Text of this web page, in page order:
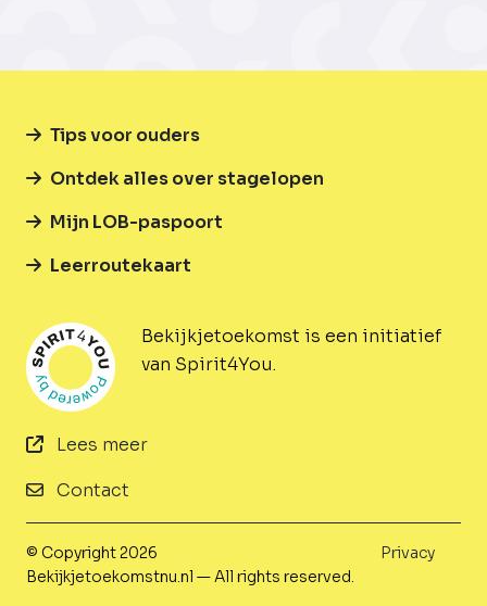
Bekijkjetoekomst is een initiatief
van Spirit4You.
Lees meer
Contact
Tips voor ouders
Ontdek alles over stagelopen
Mijn LOB-paspoort
Leerroutekaart
© Copyright 2026
Bekijkjetoekomstnu.nl — All rights reserved.
Privacy